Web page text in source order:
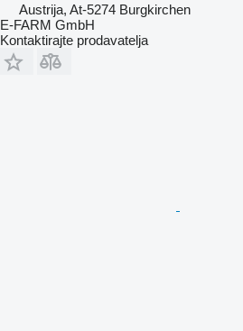
Austrija, At-5274 Burgkirchen
E-FARM GmbH
Kontaktirajte prodavatelja